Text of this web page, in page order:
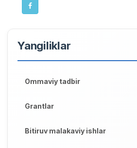
Yangiliklar
Ommaviy tadbir
Grantlar
Bitiruv malakaviy ishlar